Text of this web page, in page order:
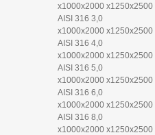
х1000х2000 х1250х2500
AISI 316 3,0
х1000х2000 х1250х2500
AISI 316 4,0
х1000х2000
AISI 316 5,0
х1000х2000
AISI 316 6,0
х1000х2000
AISI 316 8,0
х1000х2000